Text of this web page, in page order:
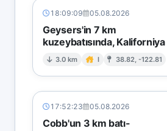
18:09:09 05.08.2026
Geysers'in 7 km
kuzeybatısında, Kaliforniya
3.0 km I 38.82, -122.81
17:52:23 05.08.2026
Cobb'un 3 km batı-